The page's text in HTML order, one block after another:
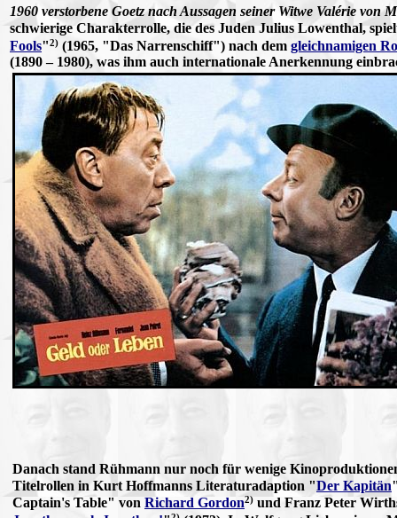
1960 verstorbene Goetz nach Aussagen seiner Witwe Valérie
schwierige Charakterrolle, die des Juden Julius Lowenthal,
Fools"2) (1965, "Das Narrenschiff") nach dem gleichnamigen
(1890 – 1980), was ihm auch internationale Anerkennung
Danach stand Rühmann nur noch für wenige
Titelrollen in Kurt Hoffmanns Literaturadaption "Der Kapitän
Captain's Table" von Richard Gordon2) und Franz Peter